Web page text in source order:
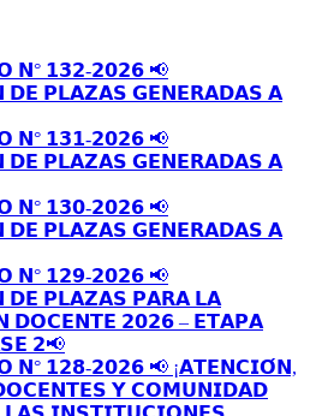
𝟭𝟯𝟮-𝟮𝟬𝟮𝟲 📢
𝗗𝗘 𝗣𝗟𝗔𝗭𝗔𝗦 𝗚𝗘𝗡𝗘𝗥𝗔𝗗𝗔𝗦 𝗔
𝟭𝟯𝟭-𝟮𝟬𝟮𝟲 📢
𝗗𝗘 𝗣𝗟𝗔𝗭𝗔𝗦 𝗚𝗘𝗡𝗘𝗥𝗔𝗗𝗔𝗦 𝗔
𝟭𝟯𝟬-𝟮𝟬𝟮𝟲 📢
𝗗𝗘 𝗣𝗟𝗔𝗭𝗔𝗦 𝗚𝗘𝗡𝗘𝗥𝗔𝗗𝗔𝗦 𝗔
𝟭𝟮𝟵-𝟮𝟬𝟮𝟲 📢
𝗗𝗘 𝗣𝗟𝗔𝗭𝗔𝗦 𝗣𝗔𝗥𝗔 𝗟𝗔
𝗗𝗢𝗖𝗘𝗡𝗧𝗘 𝟮𝟬𝟮𝟲 – 𝗘𝗧𝗔𝗣𝗔
𝟮📢
𝟭𝟮𝟴-𝟮𝟬𝟮𝟲 📢 ¡𝗔𝗧𝗘𝗡𝗖𝗜𝗢́𝗡,
𝗬 𝗖𝗢𝗠𝗨𝗡𝗜𝗗𝗔𝗗